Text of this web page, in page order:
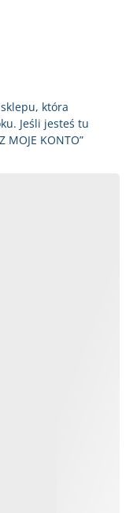
która
Jeśli jesteś tu
MOJE KONTO”